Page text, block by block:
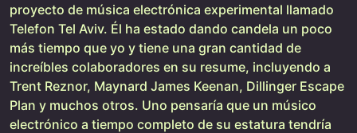
proyecto de música electrónica experimental llamado
Telefon Tel Aviv. Él ha estado dando candela un poco
más tiempo que yo y tiene una gran cantidad de
increíbles colaboradores en su resume, incluyendo a
Trent Reznor, Maynard James Keenan, Dillinger Escape
Plan y muchos otros. Uno pensaría que un músico
electrónico a tiempo completo de su estatura tendría